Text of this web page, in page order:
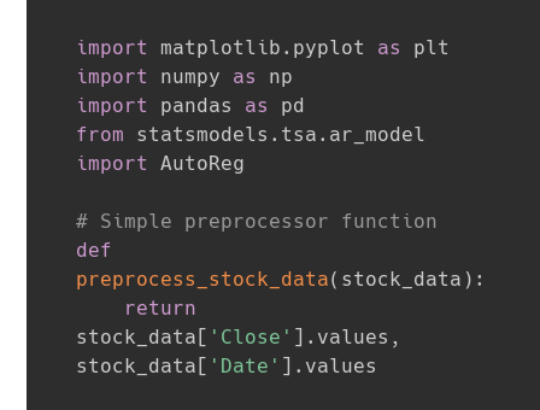
import matplotlib . pyplot as
import
numpy as
import
pandas as
from statsmodels . tsa .
import
AutoReg
# Simple preprocessor function
def
preprocess_stock_data( stock_data ) :
return
stock_data [ 'Close' ] . values ,
stock_data [ 'Date' ] . values